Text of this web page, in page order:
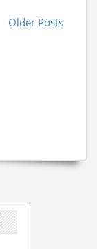
Older Posts